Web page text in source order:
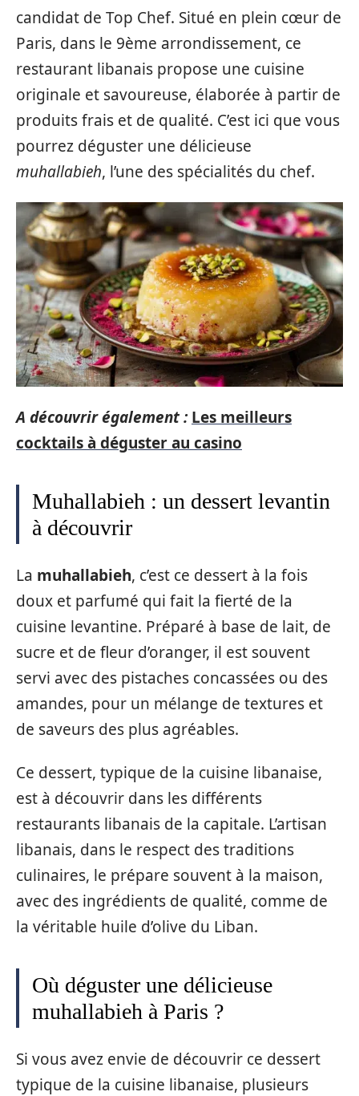
candidat de Top Chef. Situé en plein cœur de
Paris, dans le 9ème arrondissement, ce
restaurant libanais propose une cuisine
originale et savoureuse, élaborée à partir de
produits frais et de qualité. C’est ici que vous
pourrez déguster une délicieuse
muhallabieh, l’une des spécialités du chef.
A découvrir également : Les meilleurs
cocktails à déguster au casino
Muhallabieh : un dessert levantin
à découvrir
La muhallabieh, c’est ce dessert à la fois
doux et parfumé qui fait la fierté de la
cuisine levantine. Préparé à base de lait, de
sucre et de fleur d’oranger, il est souvent
servi avec des pistaches concassées ou des
amandes, pour un mélange de textures et
de saveurs des plus agréables.
Ce dessert, typique de la cuisine libanaise,
est à découvrir dans les différents
restaurants libanais de la capitale. L’artisan
libanais, dans le respect des traditions
culinaires, le prépare souvent à la maison,
avec des ingrédients de qualité, comme de
la véritable huile d’olive du Liban.
Où déguster une délicieuse
muhallabieh à Paris ?
Si vous avez envie de découvrir ce dessert
typique de la cuisine libanaise, plusieurs